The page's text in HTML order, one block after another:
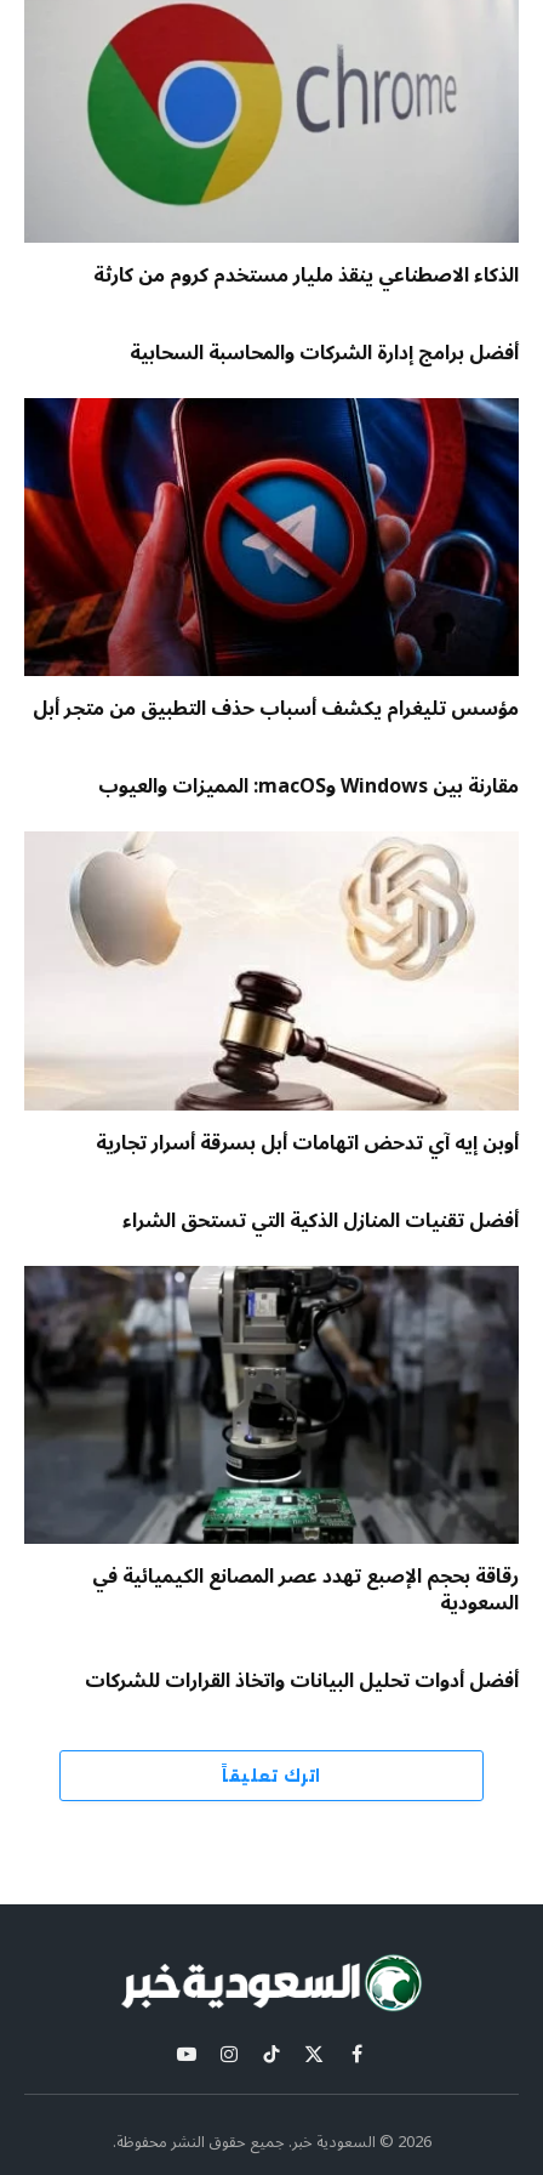
الذكاء الاصطناعي ينقذ مليار مستخدم كروم من كارثة
أفضل برامج إدارة الشركات والمحاسبة السحابية
مؤسس تليغرام يكشف أسباب حذف التطبيق من متجر أبل
مقارنة بين Windows وmacOS: المميزات والعيوب
أوبن إيه آي تدحض اتهامات أبل بسرقة أسرار تجارية
أفضل تقنيات المنازل الذكية التي تستحق الشراء
رقاقة بحجم الإصبع تهدد عصر المصانع الكيميائية في
السعودية
أفضل أدوات تحليل البيانات واتخاذ القرارات للشركات
اترك تعليقاً
فيسبوك
X
(Twitter)
تيكتوكالانستغراميوتيوب
2026 © السعودية خبر. جميع حقوق النشر محفوظة.